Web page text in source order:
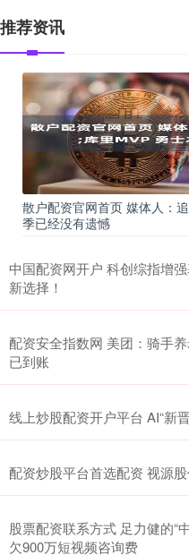
推荐资讯
散户配资官网首页 媒体人：
季已经没有遗憾
中国配资网开户 科创综指增
新选择！
配资安全指数网 美团：骑手
已到账
线上炒股配资开户平台 AI“新
配资炒股平台首选配资 视源
股票配资联系方式 足力健的“
欠900万短视频咨询费